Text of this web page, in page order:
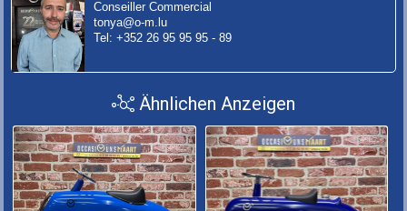
Conseiller Commercial
tonya@o-m.lu
Tel: +352 26 95 95 95 - 89
Ähnlichen Anzeigen